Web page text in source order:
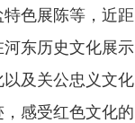
色展陈等，近距
东历史文化展示
及关公忠义文化
感受红色文化的